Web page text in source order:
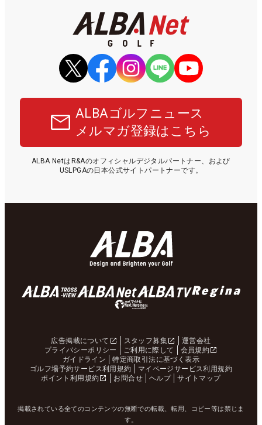
ALBAゴルフニュース
メルマガ登録はこちら
ALBA NetはR&Aのオフィシャルデジタルパートナー、および
USLPGAの日本公式サイトパートナーです。
広告掲載について スタッフ募集
運営会社
プライバシーポリシー
ご利用に際して
会員規約
ガイドライン
特定商取引法に基づく表示
ゴルフ場予約サービス利用規約
マイページサービス利用規約
ポイント利用規約
お問合せ ヘルプ サイトマップ
掲載されている全てのコンテンツの無断での転載、転用、コピー等は禁じま
す。